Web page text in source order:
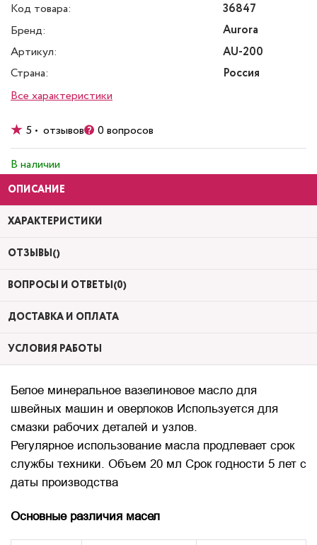
Код товара:
36847
Бренд:
Aurora
Артикул:
AU-200
Страна:
Россия
Все характеристики
5 • отзывов 0 вопросов
В наличии
ОПИСАНИЕ
ХАРАКТЕРИСТИКИ
ОТЗЫВЫ()
ВОПРОСЫ И ОТВЕТЫ(0)
ДОСТАВКА И ОПЛАТА
УСЛОВИЯ РАБОТЫ
Белое минеральное вазелиновое масло для
швейных машин и оверлоков Используется для
смазки рабочих деталей и узлов.
Регулярное использование масла продлевает срок
службы техники. Объем 20 мл Срок годности 5 лет с
даты производства
Основные различия масел